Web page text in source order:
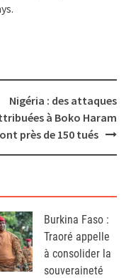
Nigéria : des attaques
à Boko Haram
près de 150 tués
Burkina Faso :
Traoré appelle
à consolider la
souveraineté